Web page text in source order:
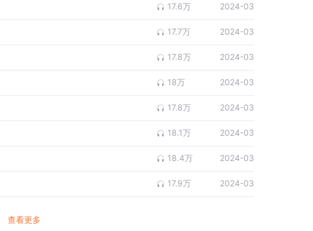
17.6万 2024-03
17.7万 2024-03
17.8万 2024-03
18万 2024-03
17.8万 2024-03
18.1万 2024-03
18.4万 2024-03
17.9万 2024-03
查看更多